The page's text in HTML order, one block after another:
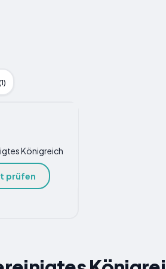
Königreich
prüfen